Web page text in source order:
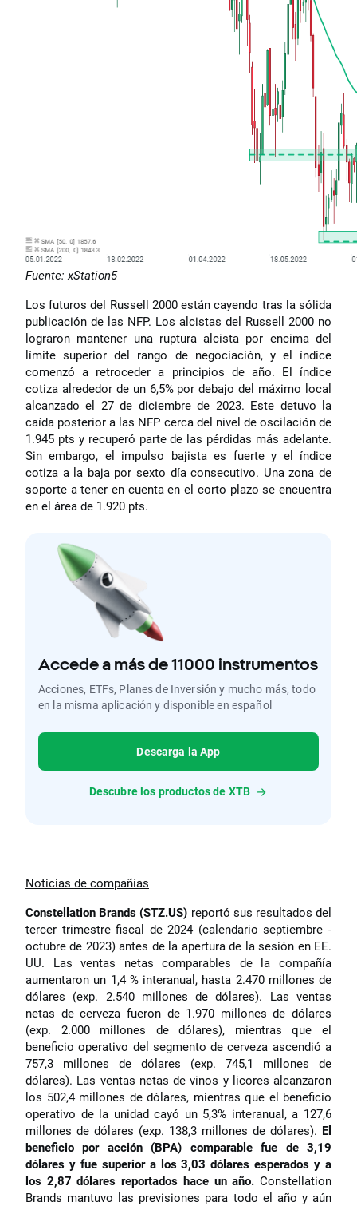
Fuente: xStation5
Los futuros del Russell 2000 están cayendo tras la sólida
publicación de las NFP. Los alcistas del Russell 2000 no
lograron mantener una ruptura alcista por encima del
límite superior del rango de negociación, y el índice
comenzó a retroceder a principios de año. El índice
cotiza alrededor de un 6,5% por debajo del máximo local
alcanzado el 27 de diciembre de 2023. Este detuvo la
caída posterior a las NFP cerca del nivel de oscilación de
1.945 pts y recuperó parte de las pérdidas más adelante.
Sin embargo, el impulso bajista es fuerte y el índice
cotiza a la baja por sexto día consecutivo. Una zona de
soporte a tener en cuenta en el corto plazo se encuentra
en el área de 1.920 pts.
Accede a más de 11000 instrumentos
Acciones, ETFs, Planes de Inversión y mucho más, todo
en la misma aplicación y disponible en español
Descarga la App
Descubre los productos de XTB
Noticias de compañías
Constellation Brands (STZ.US) reportó sus resultados del
tercer trimestre fiscal de 2024 (calendario septiembre -
octubre de 2023) antes de la apertura de la sesión en EE.
UU. Las ventas netas comparables de la compañía
aumentaron un 1,4 % interanual, hasta 2.470 millones de
dólares (exp. 2.540 millones de dólares). Las ventas
netas de cerveza fueron de 1.970 millones de dólares
(exp. 2.000 millones de dólares), mientras que el
beneficio operativo del segmento de cerveza ascendió a
757,3 millones de dólares (exp. 745,1 millones de
dólares). Las ventas netas de vinos y licores alcanzaron
los 502,4 millones de dólares, mientras que el beneficio
operativo de la unidad cayó un 5,3% interanual, a 127,6
millones de dólares (exp. 138,3 millones de dólares). El
beneficio por acción (BPA) comparable fue de 3,19
dólares y fue superior a los 3,03 dólares esperados y a
los 2,87 dólares reportados hace un año. Constellation
Brands mantuvo las previsiones para todo el año y aún